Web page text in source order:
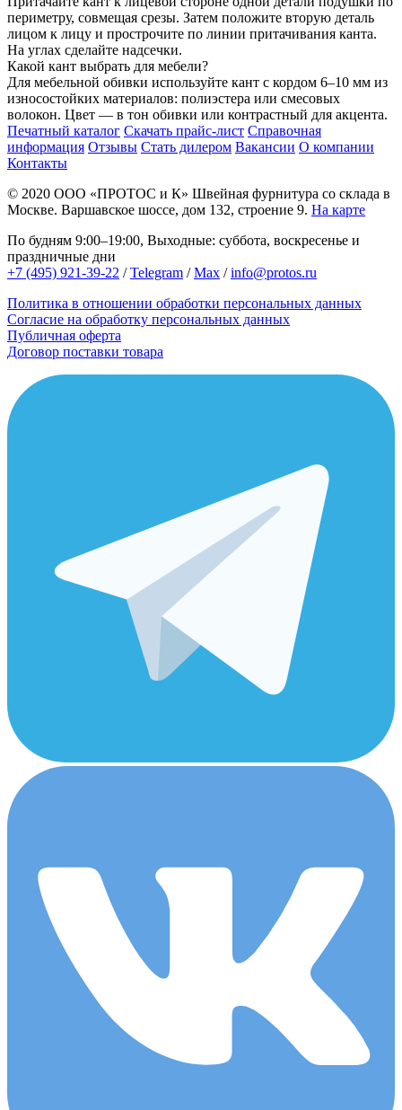
периметру, совмещая срезы. Затем положите вторую деталь
лицом к лицу и прострочите по линии притачивания канта.
На углах сделайте надсечки.
Какой кант выбрать для мебели?
Для мебельной обивки используйте кант с кордом 6–10 мм из
износостойких материалов: полиэстера или смесовых
волокон. Цвет — в тон обивки или контрастный для акцента.
Печатный каталог Скачать прайс-лист Справочная
информация Отзывы Стать дилером Вакансии О компании
Контакты
© 2020 ООО «ПРОТОС и К» Швейная фурнитура со склада в
Москве. Варшавское шоссе, дом 132, строение 9. На карте
По будням 9:00–19:00, Выходные: суббота, воскресенье и
праздничные дни
+7 (495) 921-39-22 /Telegram /Max /info@protos.ru
Политика в отношении обработки персональных данных
Согласие на обработку персональных данных
Публичная оферта
Договор поставки товара